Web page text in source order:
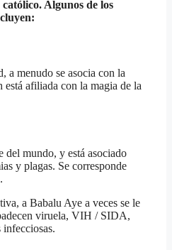
Algunos de los
a menudo se asocia con la
afiliada con la magia de la
del mundo, y está asociado
y plagas. Se corresponde
a Babalu Aye a veces se le
viruela, VIH / SIDA,
infecciosas.